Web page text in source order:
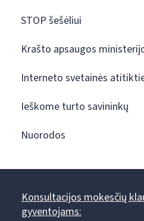
STOP šešėliui
Krašto apsaugos
Interneto svetainės
Ieškome turto savininkų
Nuorodos
Konsultacijos mokesčių
gyventojams: